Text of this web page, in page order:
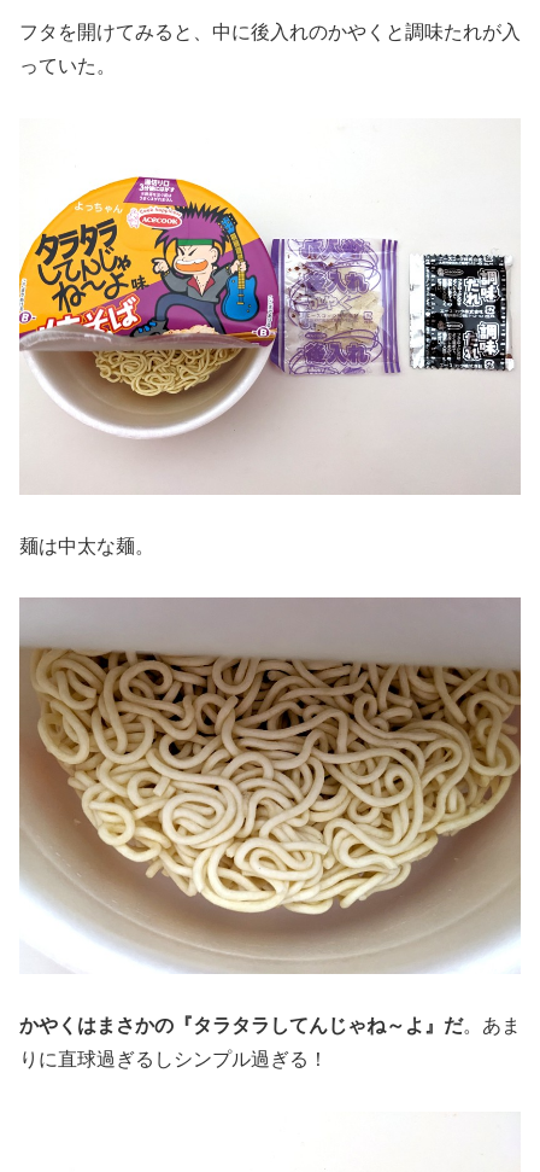
フタを開けてみると、中に後入れのかやくと調味たれが入
っていた。
麺は中太な麺。
かやくはまさかの『タラタラしてんじゃね～よ』だ。あま
りに直球過ぎるしシンプル過ぎる！